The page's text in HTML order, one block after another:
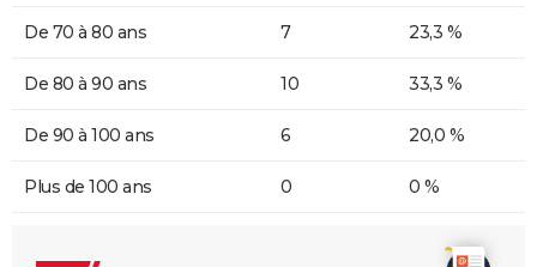
De 70 à 80 ans 7 23,3 %
De 80 à 90 ans 10 33,3 %
De 90 à 100 ans 6 20,0 %
Plus de 100 ans 0 0 %